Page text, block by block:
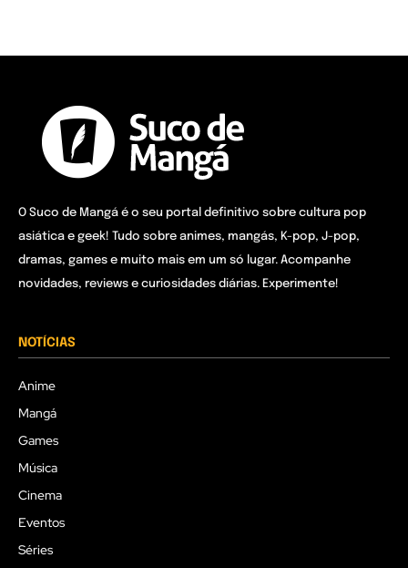
O Suco de Mangá é o seu portal definitivo sobre cultura pop
asiática e geek! Tudo sobre animes, mangás, K-pop, J-pop,
dramas, games e muito mais em um só lugar. Acompanhe
novidades, reviews e curiosidades diárias. Experimente!
NOTÍCIAS
Anime
Mangá
Games
Música
Cinema
Eventos
Séries